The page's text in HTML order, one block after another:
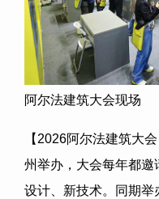
阿尔法建筑大会现场
【 2026阿尔法建筑大
州举办，大会每年都
设计、新技术。同期举